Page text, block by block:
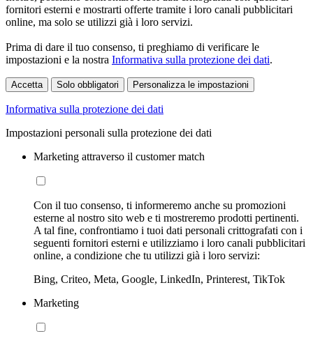
fornitori esterni e mostrarti offerte tramite i loro canali pubblicitari
online, ma solo se utilizzi già i loro servizi.
Prima di dare il tuo consenso, ti preghiamo di verificare le
impostazioni e la nostra Informativa sulla protezione dei dati.
Accetta Solo obbligatori Personalizza le impostazioni
Informativa sulla protezione dei dati
Impostazioni personali sulla protezione dei dati
Marketing attraverso il customer match
Con il tuo consenso, ti informeremo anche su promozioni
esterne al nostro sito web e ti mostreremo prodotti pertinenti.
A tal fine, confrontiamo i tuoi dati personali crittografati con i
seguenti fornitori esterni e utilizziamo i loro canali pubblicitari
online, a condizione che tu utilizzi già i loro servizi:
Bing, Criteo, Meta, Google, LinkedIn, Printerest, TikTok
Marketing